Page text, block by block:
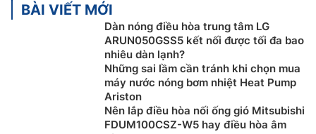
Công nghệ lọc không khí Ion Plasma:
đứng Đaikin 1 chiều FVC85AV1V/RC85AGV1V được
tích hợp hệ thống lọc không khí Ion Plasma tiên tiến
giúp làm sạch và khử trùng không khí bằng cách loại
bỏ hiệu quả các chất gây ô nhiễm trong không khí.
Điều chỉnh hướng gió tự động:Chiếcđiều hòa cây
28000btu inverter FVC85AV1V/RC85AGV1V
BÀI VIẾT MỚI
Dàn nóng điều hòa trung tâm LG
ARUN050GSS5 kết nối được tối đa bao
nhiêu dàn lạnh?
Những sai lầm cần tránh khi chọn mua
máy nước nóng bơm nhiệt Heat Pump
Ariston
Nên lắp điều hòa nối ống gió Mitsubishi
FDUM100CSZ-W5 hay điều hòa âm